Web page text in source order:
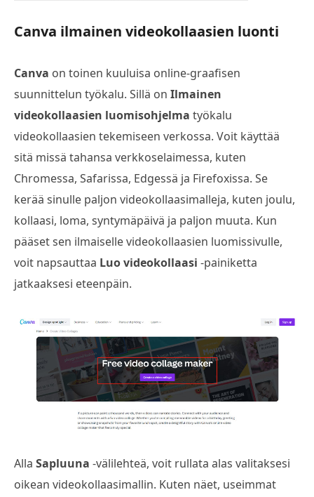
Canva ilmainen videokollaasien luonti
Canva on toinen kuuluisa online-graafisen
suunnittelun työkalu. Sillä on Ilmainen
videokollaasien luomisohjelma työkalu
videokollaasien tekemiseen verkossa. Voit käyttää
sitä missä tahansa verkkoselaimessa, kuten
Chromessa, Safarissa, Edgessä ja Firefoxissa. Se
kerää sinulle paljon videokollaasimalleja, kuten joulu,
kollaasi, loma, syntymäpäivä ja paljon muuta. Kun
pääset sen ilmaiselle videokollaasien luomissivulle,
voit napsauttaa Luo videokollaasi -painiketta
jatkaaksesi eteenpäin.
Alla Sapluuna -välilehteä, voit rullata alas valitaksesi
oikean videokollaasimallin. Kuten näet, useimmat